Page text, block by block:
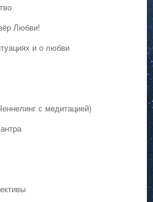
Любви!
и о любви
с медитацией)